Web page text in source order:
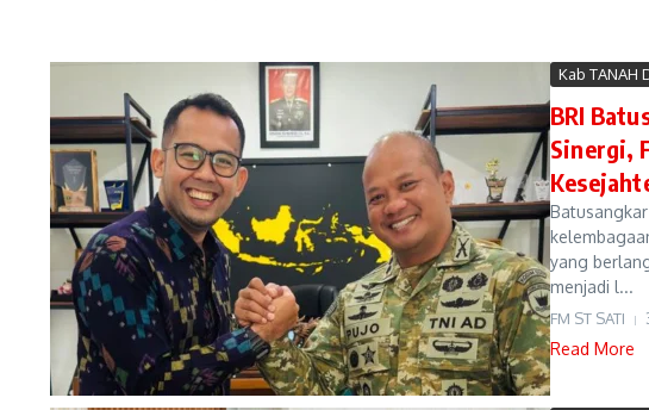
Kab TANAH
BRI
Sinergi,
yang
menjadi l...
FM ST SATI
Read More